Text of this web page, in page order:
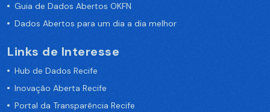
Guia de Dados Abertos OKFN
Dados Abertos para um dia a dia melhor
Links de Interesse
Hub de Dados Recife
Inovação Aberta Recife
Portal da Transparência Recife